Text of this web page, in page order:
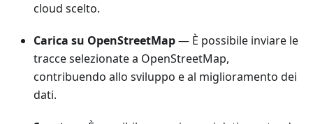
cloud scelto.
Carica su OpenStreetMap— È possibile inviare le
tracce selezionate a OpenStreetMap,
contribuendo allo sviluppo e al miglioramento dei
dati.